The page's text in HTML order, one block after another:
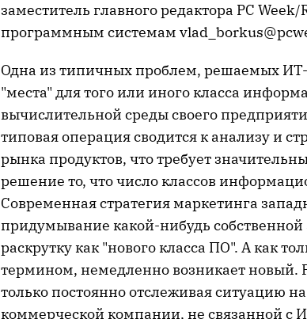
заместитель главного редактора PC
программным системам
Одна из типичных проблем, решаемых
"места" для того или иного класса
вычислительной среды своего
типовая операция сводится к анализу и
рынка продуктов, что требует
решение то, что число классов
Современная стратегия маркетинга
придумывание какой-нибудь
раскрутку как "нового класса ПО". А как
термином, немедленно возникает новый.
только постоянно отслеживая ситуацию
коммерческой компании, не связанной с